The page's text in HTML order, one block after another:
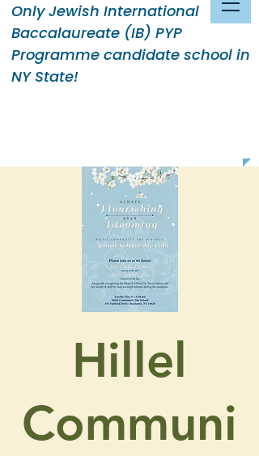
Only Jewish International
Baccalaureate (IB) PYP
Programme candidate school in
NY State!
Hillel
Communi